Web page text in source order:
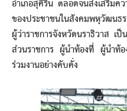
อำเภอสุคิริน ตลอดจนส่งเสริม
ของประชาชนในสังคมพหุวัฒน
ผู้ว่าราชการจังหวัดนราธิวาส เ
ส่วนราชการ ผู้นำท้องที่ ผู้นำท้
ร่วมงานอย่างคับคั่ง